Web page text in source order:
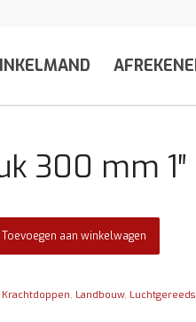
300 mm 1″
Toevoegen aan winkelwagen
Krachtdoppen, Landbouw,